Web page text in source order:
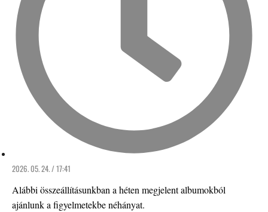
2026. 05. 24. / 17:41
Alábbi összeállításunkban a héten megjelent albumokból
ajánlunk a figyelmetekbe néhányat.